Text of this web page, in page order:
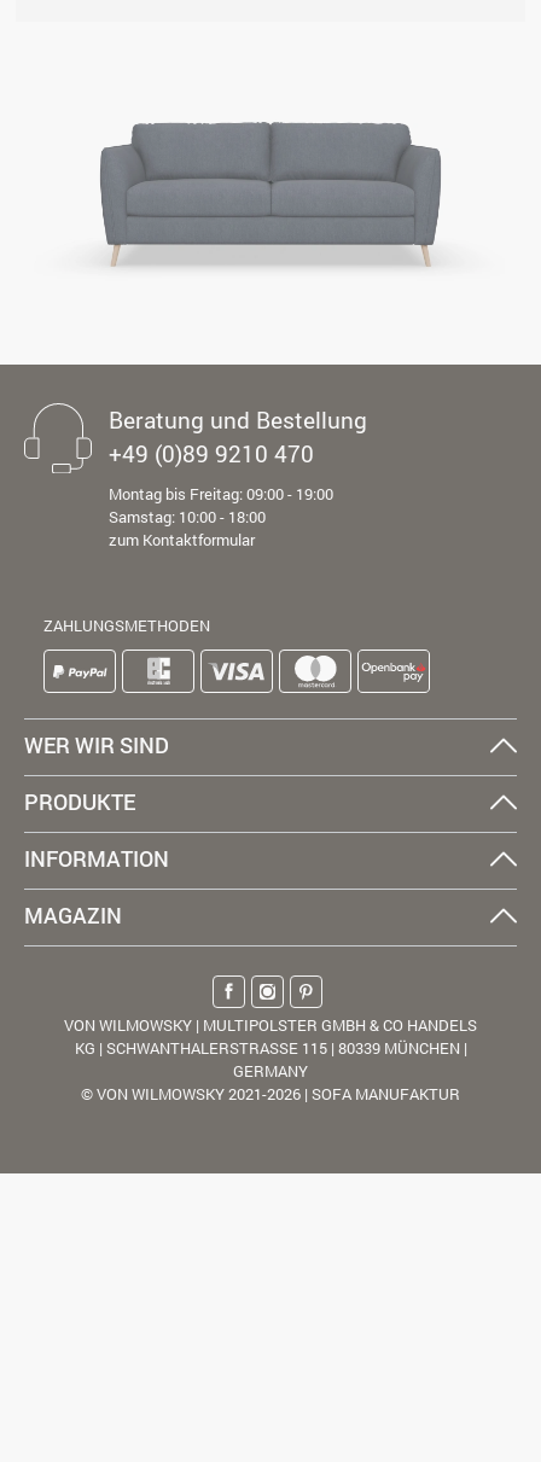
Beratung und Bestellung
+49 (0)89 9210 470
Montag bis Freitag: 09:00 - 19:00
Samstag: 10:00 - 18:00
zum Kontaktformular
ZAHLUNGSMETHODEN
WER WIR SIND
PRODUKTE
INFORMATION
MAGAZIN
VON WILMOWSKY | MULTIPOLSTER GMBH & CO HANDELS
KG | SCHWANTHALERSTRASSE 115 | 80339 MÜNCHEN |
GERMANY
© VON WILMOWSKY 2021-2026 | SOFA MANUFAKTUR